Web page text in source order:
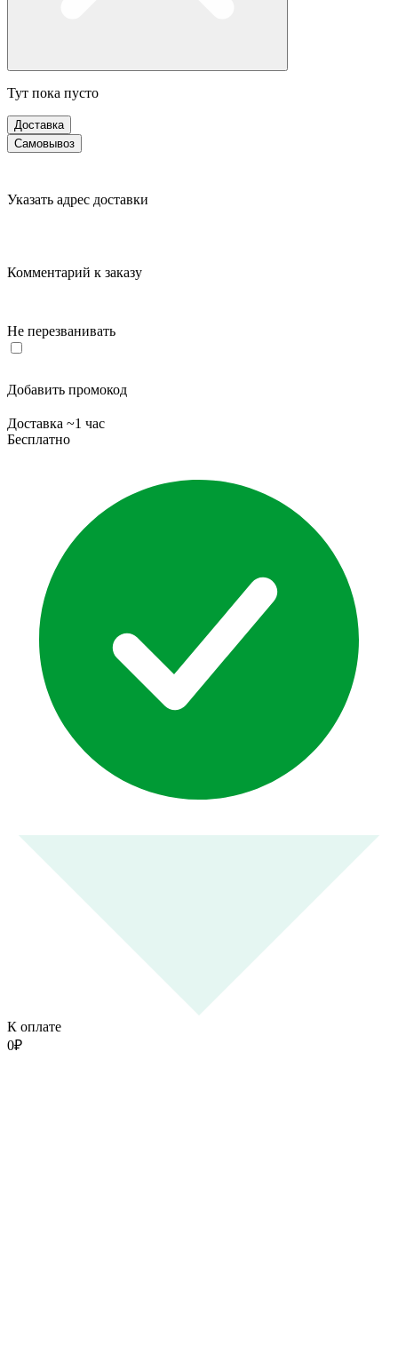
Тут пока пусто
Доставка
Самовывоз
Указать адрес доставки
Комментарий к заказу
Не перезванивать
Добавить промокод
Доставка ~1 час
Бесплатно
К оплате
0₽